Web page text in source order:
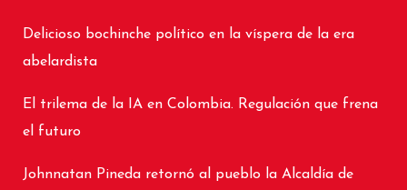
Delicioso bochinche político en la víspera de la era
abelardista
El trilema de la IA en Colombia. Regulación que frena
el futuro
Johnnatan Pineda retornó al pueblo la Alcaldía de